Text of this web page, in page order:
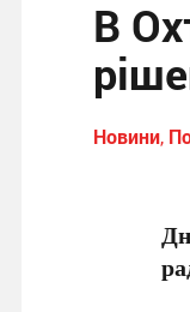
В
Новини,